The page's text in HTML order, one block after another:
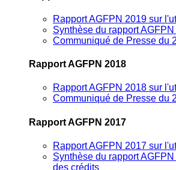
Rapport AGFPN 2019 sur
Synthèse du rapport
Communiqué de Presse du
Rapport AGFPN 2018
Rapport AGFPN 2018 sur
Communiqué de Presse du
Rapport AGFPN 2017
Rapport AGFPN 2017 sur
Synthèse du rapport
des crédits